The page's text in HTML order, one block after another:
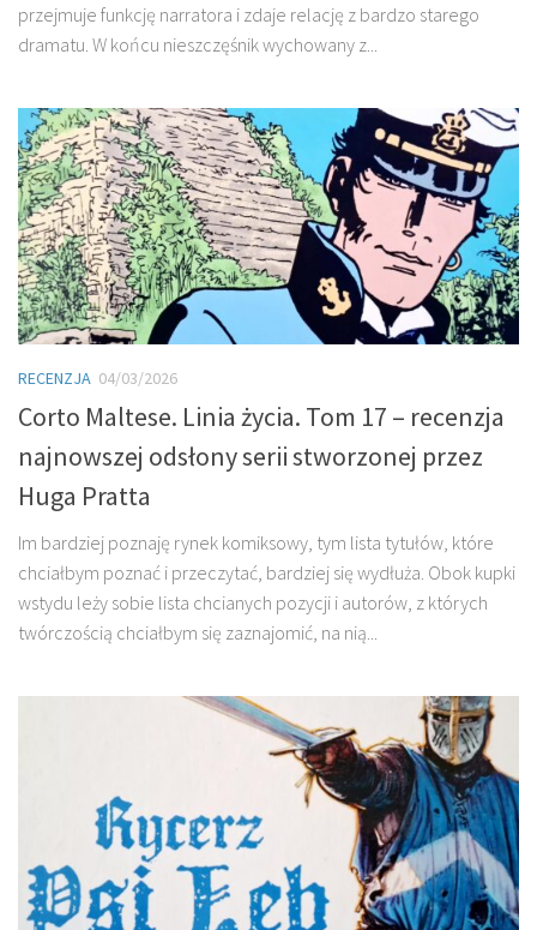
przejmuje funkcję narratora i zdaje relację z bardzo starego
dramatu. W końcu nieszczęśnik wychowany z...
RECENZJA 04/03/2026
Corto Maltese. Linia życia. Tom 17 – recenzja
najnowszej odsłony serii stworzonej przez
Huga Pratta
Im bardziej poznaję rynek komiksowy, tym lista tytułów, które
chciałbym poznać i przeczytać, bardziej się wydłuża. Obok kupki
wstydu leży sobie lista chcianych pozycji i autorów, z których
twórczością chciałbym się zaznajomić, na nią...